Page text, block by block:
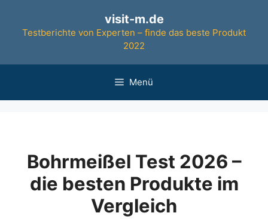
springen
visit-m.de
Testberichte von Experten – finde das beste Produkt
2022
Menü
Bohrmeißel Test 2026 –
die besten Produkte im
Vergleich